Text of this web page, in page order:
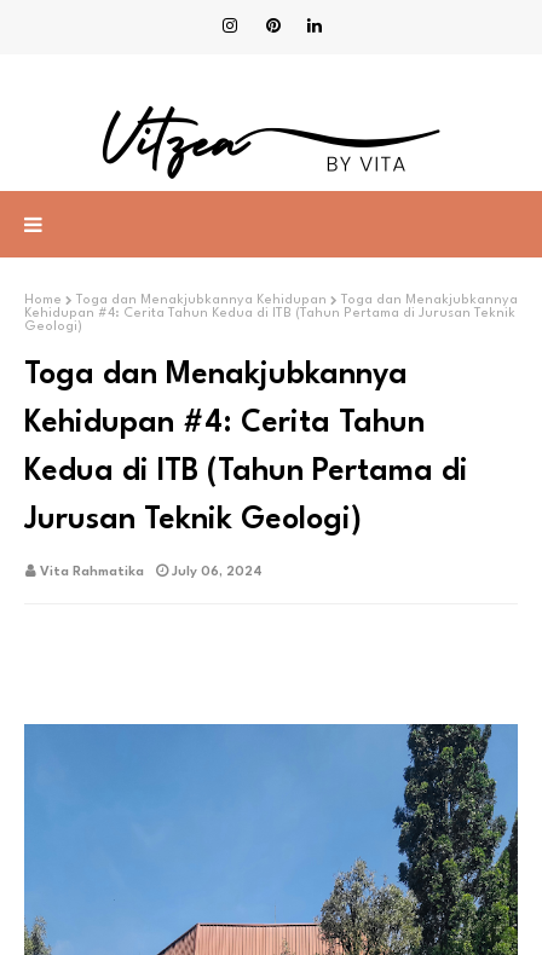
Home Toga dan Menakjubkannya Kehidupan
Toga dan Menakjubkannya
Kehidupan #4: Cerita Tahun Kedua di ITB (Tahun Pertama di Jurusan Teknik
Geologi)
Toga dan Menakjubkannya
Kehidupan #4: Cerita Tahun
Kedua di ITB (Tahun Pertama di
Jurusan Teknik Geologi)
Vita Rahmatika July 06, 2024